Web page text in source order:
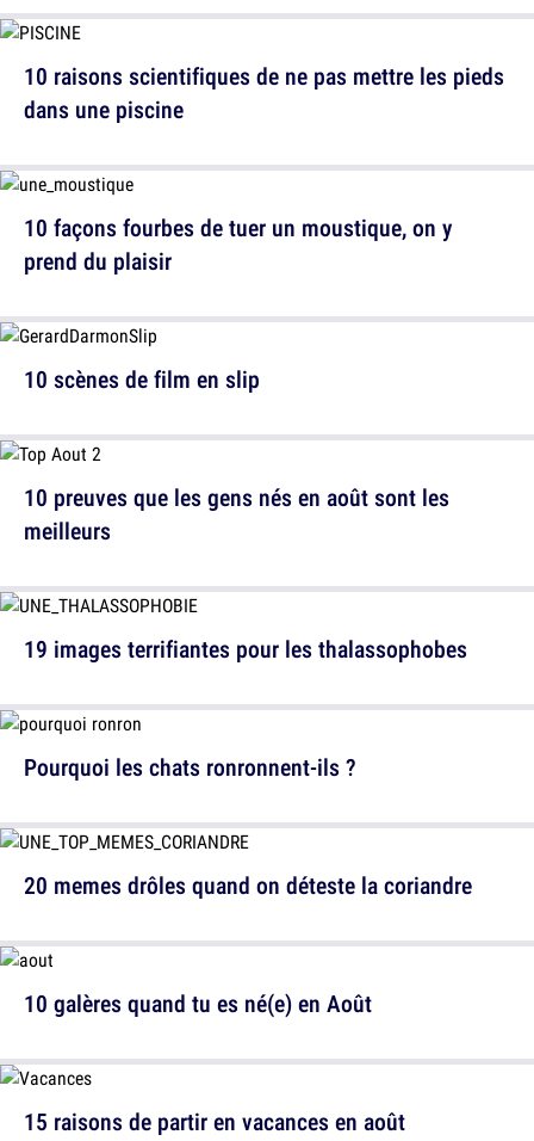
10 façons fourbes de tuer un moustique, on y
prend du plaisir
10 preuves que les gens nés en août sont les
meilleurs
Pourquoi les chats ronronnent-ils ?
10 galères quand tu es né(e) en Août
10 raisons scientifiques de ne pas mettre les pieds
dans une piscine
10 scènes de film en slip
19 images terrifiantes pour les thalassophobes
20 memes drôles quand on déteste la coriandre
15 raisons de partir en vacances en août